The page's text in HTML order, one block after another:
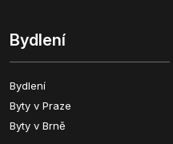
Bydlení
Bydlení
Byty v Praze
Byty v Brně